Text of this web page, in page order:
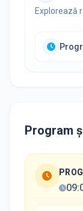
Explorează
Program